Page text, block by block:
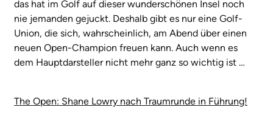
das hat im Golf auf dieser wunderschönen Insel noch
nie jemanden gejuckt. Deshalb gibt es nur eine Golf-
Union, die sich, wahrscheinlich, am Abend über einen
neuen Open-Champion freuen kann. Auch wenn es
dem Hauptdarsteller nicht mehr ganz so wichtig ist …
The Open: Shane Lowry nach Traumrunde in Führung!